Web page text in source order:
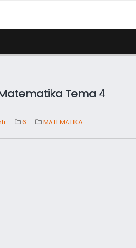
Tema 4
6 MATEMATIKA